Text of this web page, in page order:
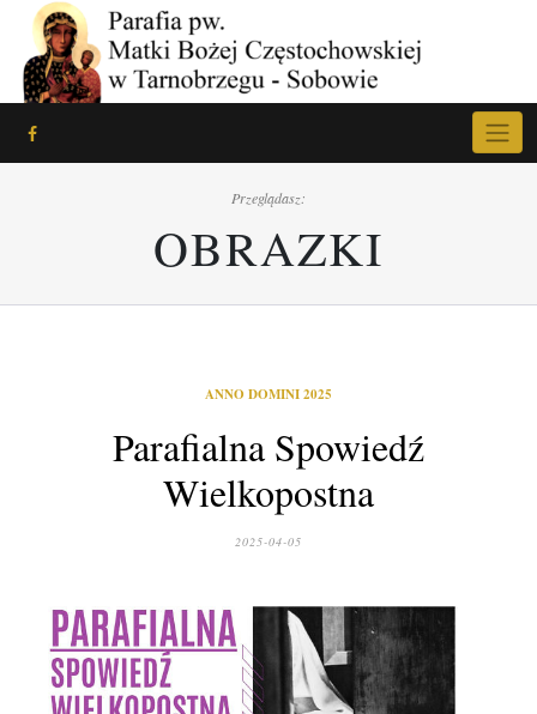
content
Przeglądasz:
OBRAZKI
ANNO DOMINI 2025
Parafialna Spowiedź
Wielkopostna
2025-04-05